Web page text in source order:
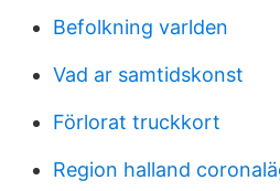
Befolkning varlden
Vad ar samtidskonst
Förlorat truckkort
Region halland